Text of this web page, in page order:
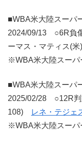
■WBA米大陸スーパ
2024/09/13 ○6R負
ーマス・マティス(米)
※WBA米大陸スーパ
■WBA米大陸スーパ
2025/02/28 ○12R判
108)
レネ・テジェ
※WBA米大陸スー